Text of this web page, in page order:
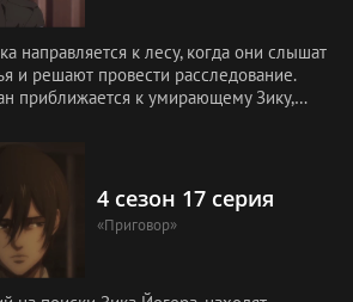
направляется к лесу, когда они слышат
и решают провести расследование.
приближается к умирающему Зику,
4 сезон 17 серия
«Приговор»